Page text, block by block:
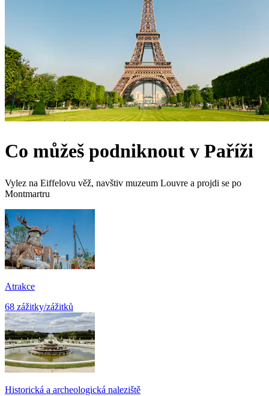
Co můžeš podniknout v Paříži
Vylez na Eiffelovu věž, navštiv muzeum Louvre a projdi se po
Montmartru
Atrakce
68 zážitky/zážitků
Historická a archeologická naleziště